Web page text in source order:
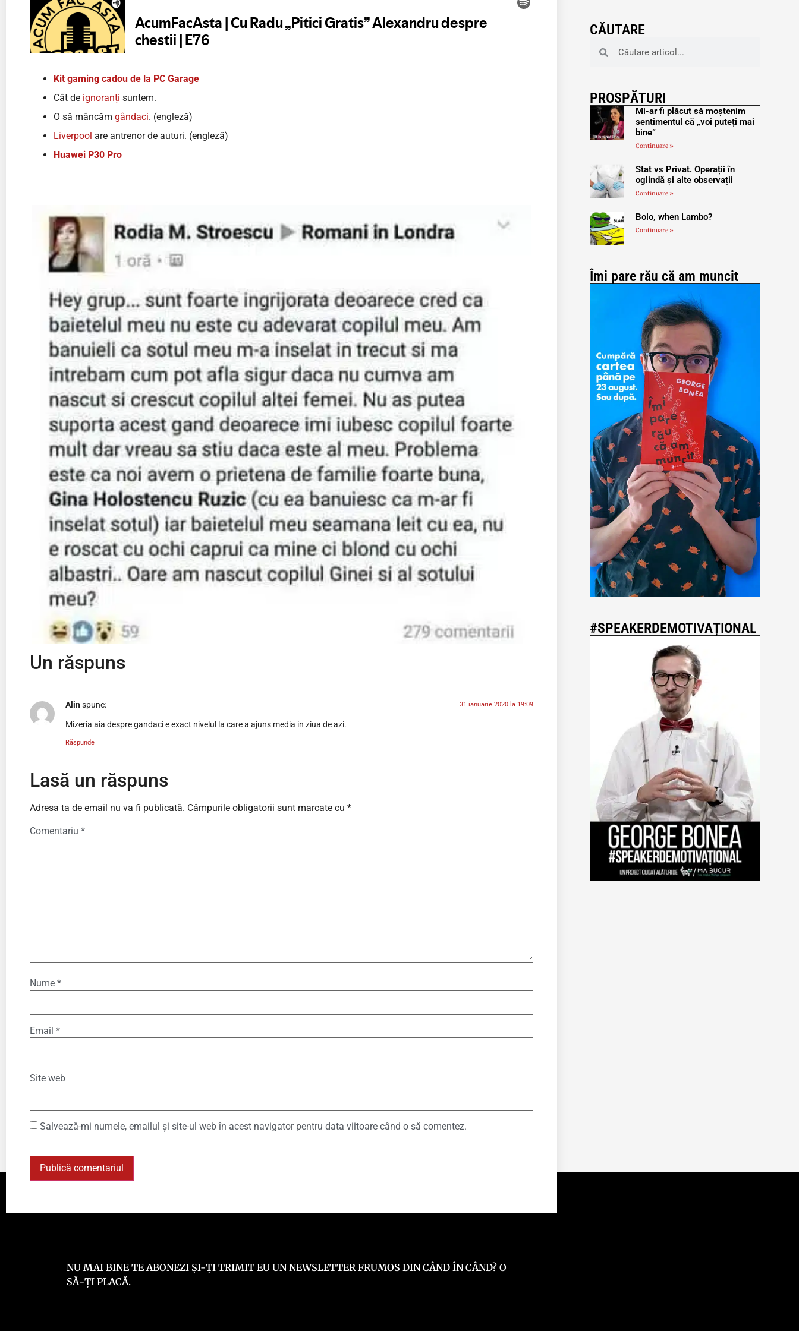
Kit gaming cadou de la PC Garage
Cât de ignoranți suntem.
O să mâncăm gândaci. (engleză)
Liverpool are antrenor de auturi. (engleză)
Huawei P30 Pro
Un răspuns
Alinspune: 31 ianuarie 2020 la 19:09
Mizeria aia despre gandaci e exact nivelul la care a ajuns media in ziua de azi.
Răspunde
Lasă un răspuns
Adresa ta de email nu va fi publicată. Câmpurile obligatorii sunt marcate cu *
Comentariu *
Nume *
Email *
Site web
Salvează-mi numele, emailul și site-ul web în acest navigator pentru data viitoare când o să comentez.
CĂUTARE
PROSPĂTURI
Mi-ar fi plăcut să moștenim
sentimentul că „voi puteți mai
bine”
Continuare »
Stat vs Privat. Operații în
oglindă și alte observații
Continuare »
Bolo, when Lambo?
Continuare »
Îmi pare rău că am muncit
#SPEAKERDEMOTIVAȚIONAL
NU MAI BINE TE ABONEZI ȘI-ȚI TRIMIT EU UN NEWSLETTER FRUMOS DIN CÂND ÎN CÂND? O
SĂ-ȚI PLACĂ.